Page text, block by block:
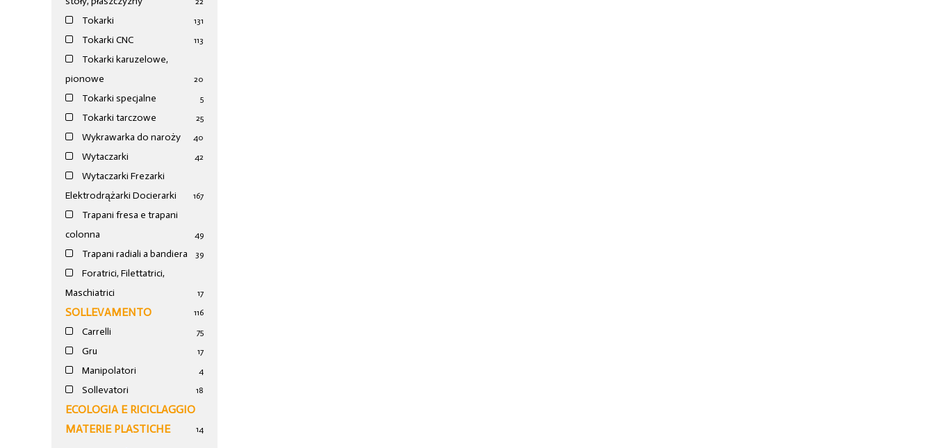
Tokarki 131
Tokarki CNC 113
Tokarki karuzelowe,
pionowe
20
Tokarki specjalne 5
Tokarki tarczowe 25
Wykrawarka do naroży 40
Wytaczarki 42
Wytaczarki Frezarki
Elektrodrążarki Docierarki
167
Trapani fresa e trapani
colonna
49
Trapani radiali a bandiera 39
Foratrici, Filettatrici,
Maschiatrici
17
SOLLEVAMENTO 116
Carrelli 75
Gru 17
Manipolatori 4
Sollevatori 18
ECOLOGIA E RICICLAGGIO
MATERIE PLASTICHE
14